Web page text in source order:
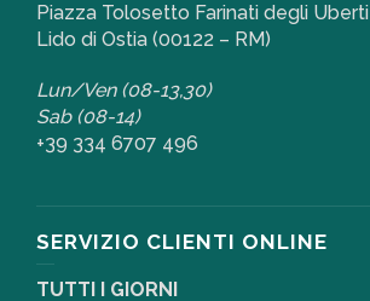
Piazza Tolosetto Farinati degli Uberti
Lido di Ostia (00122 – RM)
Lun/Ven (08-13,30)
Sab (08-14)
+39 334 6707 496
SERVIZIO CLIENTI ONLINE
TUTTI I GIORNI